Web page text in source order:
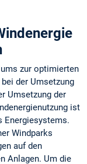
zur optimierten
der Umsetzung
Umsetzung der
ist
Energiesystems.
Windparks
auf den
Anlagen. Um die